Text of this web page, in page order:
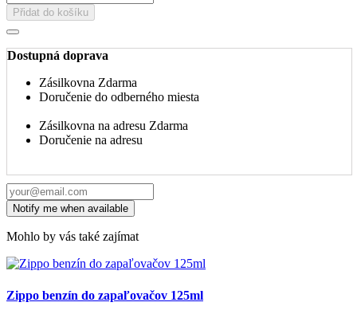
Přidat do košíku
Dostupná doprava
Zásilkovna Zdarma
Doručenie do odberného miesta
Zásilkovna na adresu Zdarma
Doručenie na adresu
Mohlo by vás také zajímat
Zippo benzín do zapaľovačov 125ml